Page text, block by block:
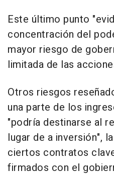
Este último punto
concentración del
mayor riesgo de
limitada de las
Otros riesgos
una parte de los
"podría destinarse al
lugar de a inversión",
ciertos contratos
firmados con el